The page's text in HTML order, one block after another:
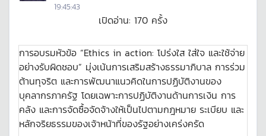
19:45:43
เปิดอ่าน: 170 ครั้ง
การอบรมหัวข้อ “Ethics in action: โปร่งใส ใส่ใจ และใช้จ่าย
อย่างรับผิดชอบ” มุ่งเน้นการเสริมสร้างธรรมาภิบาล การร่วม
ต้านทุจริต และการพัฒนาแนวคิดในการปฏิบัติงานของ
บุคลากรภาครัฐ โดยเฉพาะการปฏิบัติงานด้านการเงิน การ
คลัง และการจัดซื้อจัดจ้างให้เป็นไปตามกฎหมาย ระเบียบ และ
หลักจริยธรรมของเจ้าหน้าที่ของรัฐอย่างเคร่งครัด